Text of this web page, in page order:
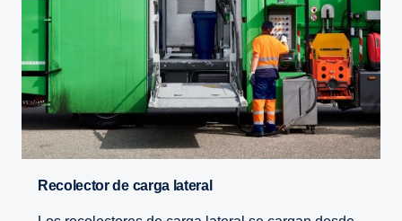
Recolector de carga lateral